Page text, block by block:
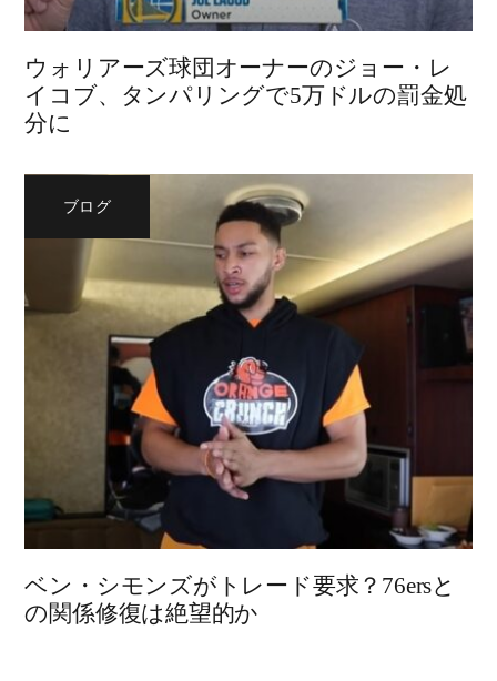
ウォリアーズ球団オーナーのジョー・レ
イコブ、タンパリングで5万ドルの罰金処
分に
ブログ
ベン・シモンズがトレード要求？76ersと
の関係修復は絶望的か